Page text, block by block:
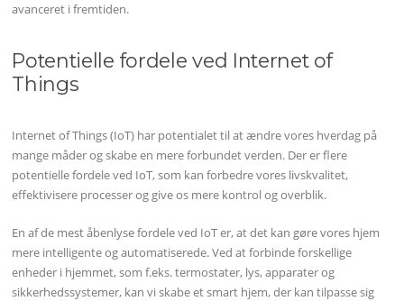
avanceret i fremtiden.
Potentielle fordele ved Internet of
Things
Internet of Things (IoT) har potentialet til at ændre vores hverdag på
mange måder og skabe en mere forbundet verden. Der er flere
potentielle fordele ved IoT, som kan forbedre vores livskvalitet,
effektivisere processer og give os mere kontrol og overblik.
En af de mest åbenlyse fordele ved IoT er, at det kan gøre vores hjem
mere intelligente og automatiserede. Ved at forbinde forskellige
enheder i hjemmet, som f.eks. termostater, lys, apparater og
sikkerhedssystemer, kan vi skabe et smart hjem, der kan tilpasse sig